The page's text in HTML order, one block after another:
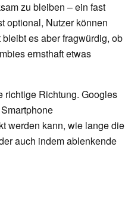
zu bleiben – ein fast
optional, Nutzer können
es aber fragwürdig, ob
ernsthaft etwas
richtige Richtung. Googles
werden kann, wie lange die
auch indem ablenkende